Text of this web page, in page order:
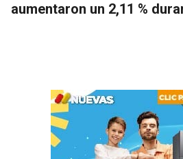
aumentaron un 2,11 %